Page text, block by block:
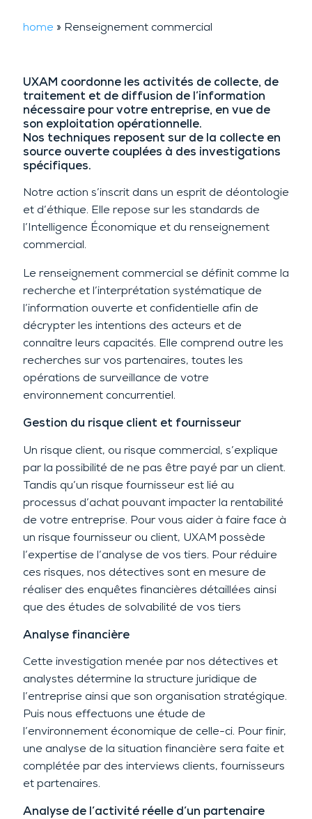
home » Renseignement commercial
UXAM coordonne les activités de collecte, de
traitement et de diffusion de l’information
nécessaire pour votre entreprise, en vue de
son exploitation opérationnelle.
Nos techniques reposent sur de la collecte en
source ouverte couplées à des investigations
spécifiques.
Notre action s’inscrit dans un esprit de déontologie
et d’éthique. Elle repose sur les standards de
l’Intelligence Économique et du renseignement
commercial.
Le renseignement commercial se définit comme la
recherche et l’interprétation systématique de
l’information ouverte et confidentielle afin de
décrypter les intentions des acteurs et de
connaître leurs capacités. Elle comprend outre les
recherches sur vos partenaires, toutes les
opérations de surveillance de votre
environnement concurrentiel.
Gestion du risque client et fournisseur
Un risque client, ou risque commercial, s’explique
par la possibilité de ne pas être payé par un client.
Tandis qu’un risque fournisseur est lié au
processus d’achat pouvant impacter la rentabilité
de votre entreprise. Pour vous aider à faire face à
un risque fournisseur ou client, UXAM possède
l’expertise de l’analyse de vos tiers. Pour réduire
ces risques, nos détectives sont en mesure de
réaliser des enquêtes financières détaillées ainsi
que des études de solvabilité de vos tiers
Analyse financière
Cette investigation menée par nos détectives et
analystes détermine la structure juridique de
l’entreprise ainsi que son organisation stratégique.
Puis nous effectuons une étude de
l’environnement économique de celle-ci. Pour finir,
une analyse de la situation financière sera faite et
complétée par des interviews clients, fournisseurs
et partenaires.
Analyse de l’activité réelle d’un partenaire